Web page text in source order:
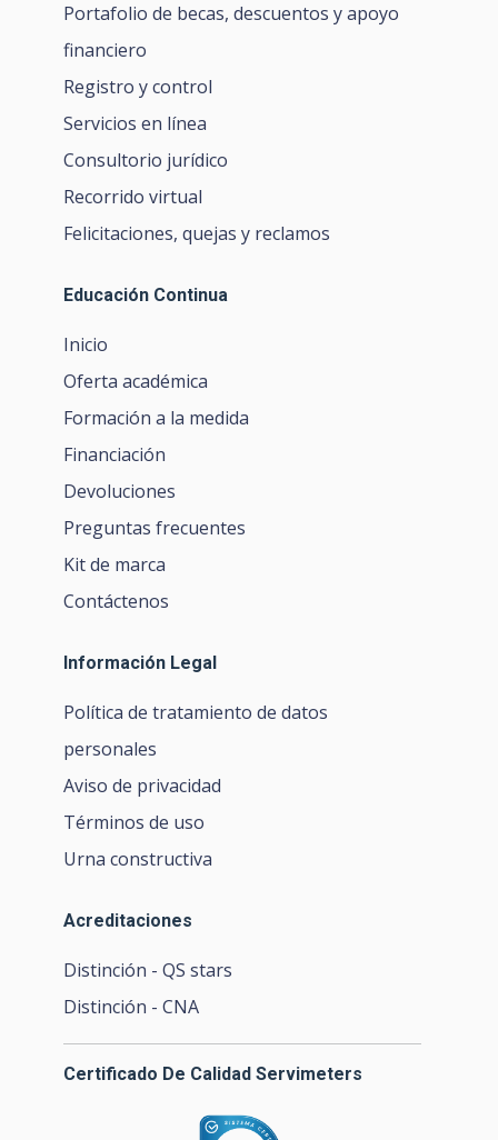
Portafolio de becas, descuentos y apoyo
financiero
Registro y control
Servicios en línea
Consultorio jurídico
Recorrido virtual
Felicitaciones, quejas y reclamos
Educación Continua
Inicio
Oferta académica
Formación a la medida
Financiación
Devoluciones
Preguntas frecuentes
Kit de marca
Contáctenos
Información Legal
Política de tratamiento de datos
personales
Aviso de privacidad
Términos de uso
Urna constructiva
Acreditaciones
Distinción - QS stars
Distinción - CNA
Certificado De Calidad Servimeters